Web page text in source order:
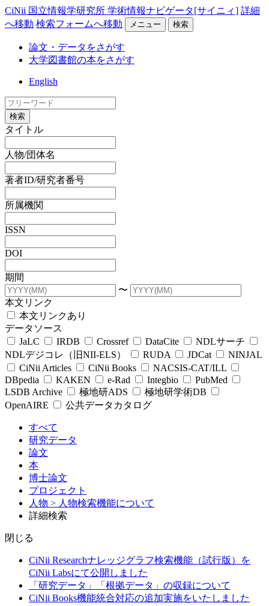
CiNii 国立情報学研究所 学術情報ナビゲータ[サイニィ] 詳細
へ移動 検索フォームへ移動 メニュー 検索
論文・データをさがす
大学図書館の本をさがす
English
検索
タイトル
人物/団体名
著者ID/研究者番号
所属機関
ISSN
DOI
期間
〜
本文リンク
本文リンクあり
データソース
JaLC
IRDB Crossref DataCite
NDLサーチ
NDLデジコレ（旧NII-ELS）
RUDA JDCat
NINJAL
CiNii Articles
CiNii Books
NACSIS-CAT/ILL
DBpedia
KAKEN e-Rad Integbio
PubMed
LSDB Archive
極地研ADS
極地研学術DB
OpenAIRE
公共データカタログ
すべて
研究データ
論文
本
博士論文
プロジェクト
人物 > 人物検索機能について
詳細検索
閉じる
CiNii Researchナレッジグラフ検索機能（試行版）を
CiNii Labsにて公開しました
「研究データ」「根拠データ」の収録について
CiNii Books機能統合対応の追加実施をいたしました